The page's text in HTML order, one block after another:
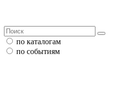
по каталогам
по событиям